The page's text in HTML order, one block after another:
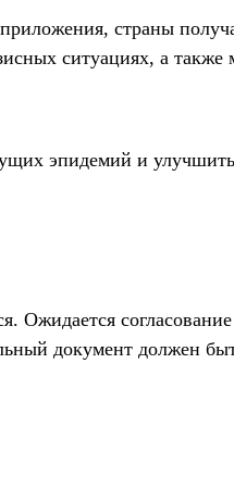
страны
ситуациях, а
эпидемий и
согласование
документ должен